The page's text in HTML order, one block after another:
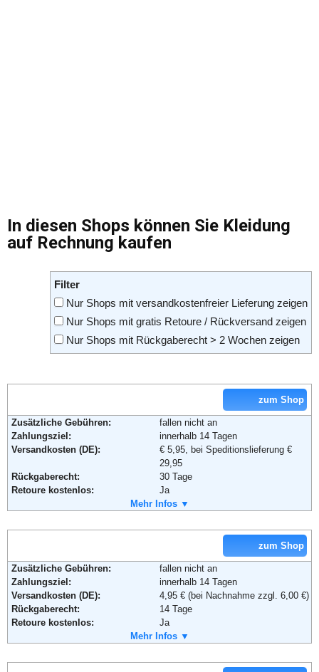
In diesen Shops können Sie Kleidung
auf Rechnung kaufen
Filter
Nur Shops mit versandkostenfreier Lieferung zeigen
Nur Shops mit gratis Retoure / Rückversand zeigen
Nur Shops mit Rückgaberecht > 2 Wochen zeigen
zum Shop
Zusätzliche Gebühren:
fallen nicht an
Zahlungsziel:
innerhalb 14 Tagen
Versandkosten (DE):
€ 5,95, bei Speditionslieferung €
29,95
Rückgaberecht:
30 Tage
Retoure kostenlos:
Ja
im Paket enthalten
Adresse:
Otto GmbH & Co KG
Wandsbeker Straße 3-7
22172 Hamburg
Telefon:
+49 (0)40 - 6461 - 0
+49 (0)40 - 6461 - 8571
Soziale Kanäle:
Mehr Infos ▼
zum Shop
Zusätzliche Gebühren:
fallen nicht an
Zahlungsziel:
innerhalb 14 Tagen
Versandkosten (DE):
4,95 € (bei Nachnahme zzgl. 6,00 €)
Rückgaberecht:
14 Tage
Retoure kostenlos:
Ja
im Paket enthalten
Mehr Infos ▼